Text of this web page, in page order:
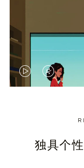
视
停，
视
音，
独具个